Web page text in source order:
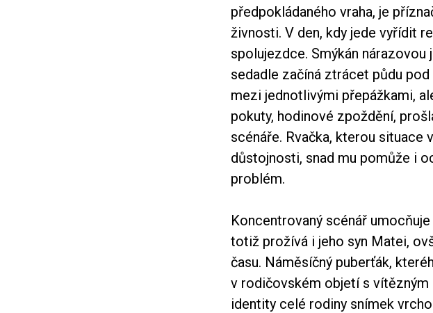
předpokládaného vraha, je
živnosti. V den, kdy jede vyřídit
spolujezdce. Smýkán
sedadle začíná ztrácet půdu
mezi jednotlivými přepážkami,
pokuty, hodinové zpoždění,
scénáře. Rvačka, kterou situace
důstojnosti, snad mu pomůže i
problém.
Koncentrovaný scénář
totiž prožívá i jeho syn Matei,
času. Náměsíčný puberťák,
v rodičovském objetí s vítězným
identity celé rodiny snímek